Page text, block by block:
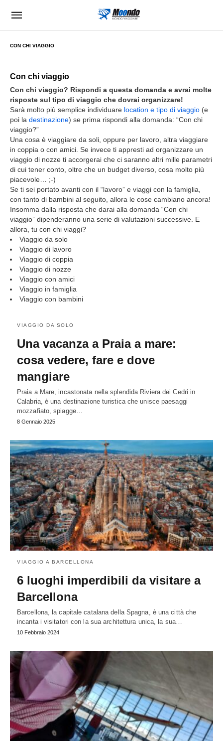
CON CHI VIAGGIO
Con chi viaggio
Con chi viaggio? Rispondi a questa domanda e avrai molte
risposte sul tipo di viaggio che dovrai organizzare!
Sarà molto più semplice individuare location e tipo di viaggio (e
poi la destinazione) se prima rispondi alla domanda: “Con chi
viaggio?”
Una cosa è viaggiare da soli, oppure per lavoro, altra viaggiare
in coppia o con amici. Se invece ti appresti ad organizzare un
viaggio di nozze ti accorgerai che ci saranno altri mille parametri
di cui tener conto, oltre che un budget diverso, cosa molto più
piacevole… ;-)
Se ti sei portato avanti con il “lavoro” e viaggi con la famiglia,
con tanto di bambini al seguito, allora le cose cambiano ancora!
Insomma dalla risposta che darai alla domanda “Con chi
viaggio” dipenderanno una serie di valutazioni successive. E
allora, tu con chi viaggi?
Viaggio da solo
Viaggio di lavoro
Viaggio di coppia
Viaggio di nozze
Viaggio con amici
Viaggio in famiglia
Viaggio con bambini
VIAGGIO DA SOLO
Una vacanza a Praia a mare:
cosa vedere, fare e dove
mangiare
Praia a Mare, incastonata nella splendida Riviera dei Cedri in
Calabria, è una destinazione turistica che unisce paesaggi
mozzafiato, spiagge…
8 Gennaio 2025
VIAGGIO A BARCELLONA
6 luoghi imperdibili da visitare a
Barcellona
Barcellona, la capitale catalana della Spagna, è una città che
incanta i visitatori con la sua architettura unica, la sua…
10 Febbraio 2024